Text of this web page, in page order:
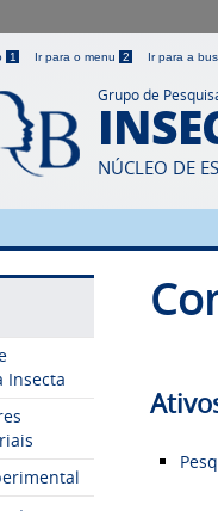
1 Ir para o menu 2 Ir para a
Grupo de
NÚCLEO DE
Insecta